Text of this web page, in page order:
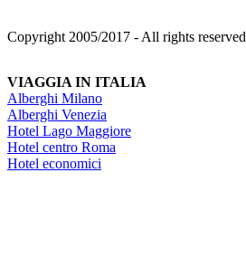
Copyright 2005/2017 - All rights reserved
VIAGGIA IN ITALIA
Alberghi Milano
Alberghi Venezia
Hotel Lago Maggiore
Hotel centro Roma
Hotel economici